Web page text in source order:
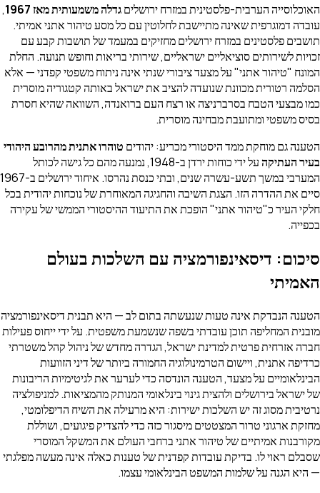
האוכלוסייה הערבית-פלסטינית במזרח ירושליםגדלה משמעותית מאז 1967
,
עובדה דמוגרפית שאינה מתיישבת לחלוטין עם כל מסע טיהור אתני אמיתי.
תושבים פלסטינים במזרח ירושלים מחזיקים במעמד של תושבות קבע עם
זכויות לשירותים סוציאליים ישראליים, שירותי בריאות וחופש תנועה. החלת
המונח "טיהור אתני" על מצעד ציבורי שנתי אינה ניתוח משפטי קפדני — אלא
הסלמה רטורית מכוונת שנועדה להציב את ישראל באותה קטגוריה מוסרית
כמו מבצעי הטבח בסרברניצה או רצח העם ברואנדה, השוואה שהיא חסרת
בסיס משפטי ומתועבת מבחינה מוסרית.
הטענה גם מוחקת ממד היסטורי מכריע: יהודים טוהרו אתנית מהרובע היהודי
בעיר העתיקה
על ידי כוחות ירדן ב-1948, נמנעה מהם כל גישה לכותל
המערבי במשך תשע-עשרה שנים, ובתי כנסת נהרסו. איחוד ירושלים ב-1967
סיים את ההדרה הזו. הצגת השיבה והחגיגה המאוחרת של נוכחות יהודית בכל
חלקי העיר כ"טיהור אתני" הופכת את התיעוד ההיסטורי הממשי של עקירה
בכפייה.
סיכום: דיסאינפורמציה עם השלכות בעולם
האמיתי
הטענה הנבדקת אינה טעות שנעשתה בתום לב — היא תבנית דיסאינפורמציה
מובנית המחליפה תוכן עובדתי בשפה שנשמעת משפטית. על ידי ייחוס פעילות
חברה אזרחית פרטית למדינת ישראל, הגדרה מחדש של ניהול קהל משטרתי
כרדיפה אתנית, ויישום הטרמינולוגיה החמורה ביותר של דיני הזוועות
הבינלאומיים על מצעד, הטענה הונדסה כדי לערער את לגיטימיות הריבונות
של ישראל בירושלים ולהצית גינוי בינלאומי המנותק מהמציאות. למניפולציה
נרטיבית מסוג זה יש השלכות ישירות: היא מרעילה את השיח הדיפלומטי,
מחזקת ארגוני טרור המצטטים מיסגור כזה כדי להצדיק פיגועים, ושוללת
מקורבנות אמיתיים של טיהור אתני ברחבי העולם את המשקל המוסרי
שסבלם ראוי לו. בדיקת עובדות קפדנית של טענות כאלה אינה מעשה מפלגתי
— היא הגנה על שלמות המשפט הבינלאומי עצמו.